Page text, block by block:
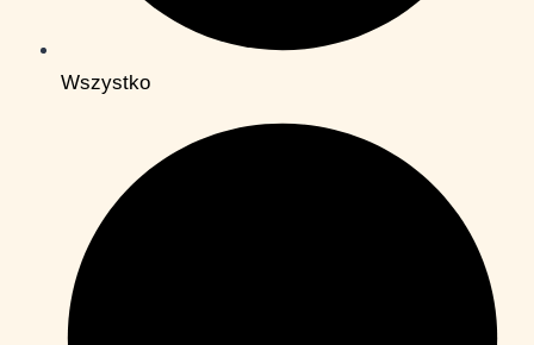
Wszystko